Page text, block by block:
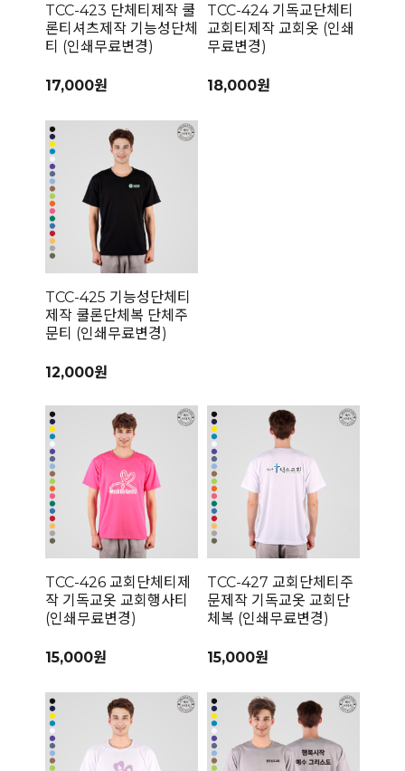
TCC-423 단체티제작 쿨
론티셔츠제작 기능성단체
티 (인쇄무료변경)
17,000원
TCC-424 기독교단체티
교회티제작 교회옷 (인쇄
무료변경)
18,000원
TCC-425 기능성단체티
제작 쿨론단체복 단체주
문티 (인쇄무료변경)
12,000원
TCC-426 교회단체티제
작 기독교옷 교회행사티
(인쇄무료변경)
15,000원
TCC-427 교회단체티주
문제작 기독교옷 교회단
체복 (인쇄무료변경)
15,000원